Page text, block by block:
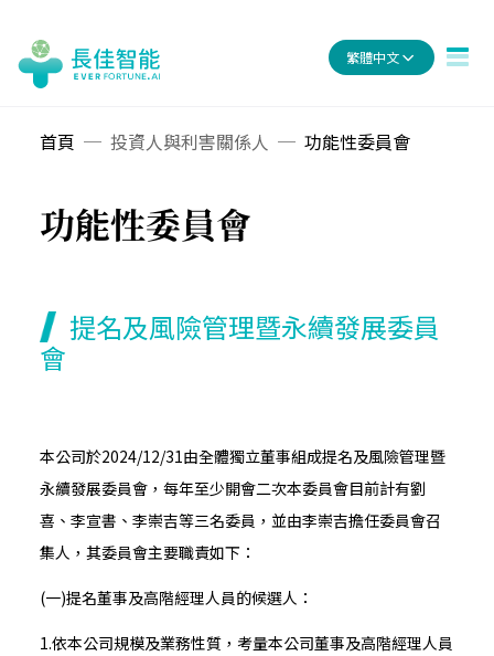
繁體中文
首頁 投資人與利害關係人 功能性委員會
功能性委員會
提名及風險管理暨永續發展委員
會
本公司於2024/12/31由全體獨立董事組成提名及風險管理暨
永續發展委員會，每年至少開會二次本委員會目前計有劉
喜、李宣書、李崇吉等三名委員，並由李崇吉擔任委員會召
集人，其委員會主要職責如下：
(一)提名董事及高階經理人員的候選人：
1.依本公司規模及業務性質，考量本公司董事及高階經理人員